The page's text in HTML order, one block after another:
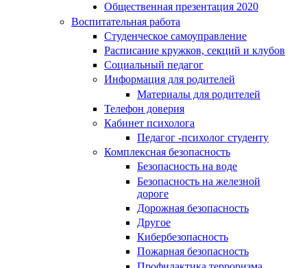
Общественная презентация 2020
Воспитательная работа
Студенческое самоуправление
Расписание кружков, секций и клубов
Социальный педагог
Информация для родителей
Материалы для родителей
Телефон доверия
Кабинет психолога
Педагог -психолог студенту
Комплексная безопасность
Безопасность на воде
Безопасность на железной
дороге
Дорожная безопасность
Другое
Кибербезопасность
Пожарная безопасность